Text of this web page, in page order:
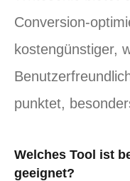
Conversion-
kostengünstiger,
punktet,
Welches Tool ist
geeignet?